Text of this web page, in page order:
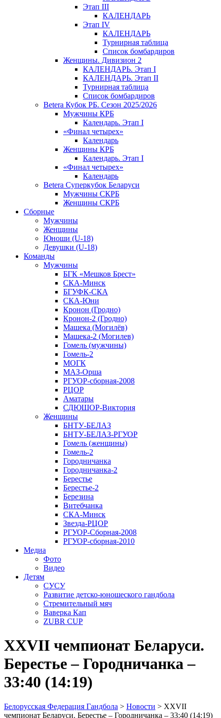
Этап III
КАЛЕНДАРЬ
Этап IV
КАЛЕНДАРЬ
Турнирная таблица
Список бомбардиров
Женщины. Дивизион 2
КАЛЕНДАРЬ. Этап I
КАЛЕНДАРЬ. Этап II
Турнирная таблица
Список бомбардиров
Betera Кубок РБ. Сезон 2025/2026
Мужчины КРБ
Календарь. Этап I
«Финал четырех»
Календарь
Женщины КРБ
Календарь. Этап I
«Финал четырех»
Календарь
Betera Суперкубок Беларуси
Мужчины СКРБ
Женщины СКРБ
Сборные
Мужчины
Женщины
Юноши (U-18)
Девушки (U-18)
Команды
Мужчины
БГК «Мешков Брест»
СКА-Минск
БГУФК-СКА
СКА-Юни
Кронон (Гродно)
Кронон-2 (Гродно)
Машека (Могилёв)
Машека-2 (Могилев)
Гомель (мужчины)
Гомель-2
МОГК
МАЗ-Орша
РГУОР-сборная-2008
РЦОР
Аматары
СДЮШОР-Виктория
Женщины
БНТУ-БЕЛАЗ
БНТУ-БЕЛАЗ-РГУОР
Гомель (женщины)
Гомель-2
Городничанка
Городничанка-2
Берестье
Берестье-2
Березина
Витебчанка
СКА-Минск
Звезда-РЦОР
РГУОР-Сборная-2008
РГУОР-сборная-2010
Медиа
Фото
Видео
Детям
СУСУ
Развитие детско-юношеского гандбола
Стремительный мяч
Ваверка Кап
ZUBR CUP
XXVII чемпионат Беларуси.
Берестье – Городничанка –
33:40 (14:19)
Белорусская Федерация Гандбола > Новости > XXVII
чемпионат Беларуси. Берестье – Городничанка – 33:40 (14:19)